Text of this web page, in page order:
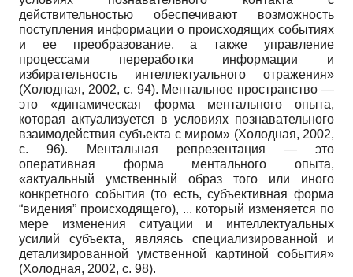
действительностью обеспечивают возможность
поступления информации о происходящих событиях
и ее преобразование, а также управление
процессами переработки информации и
избирательность интеллектуального отражения»
(Холодная, 2002, с. 94). Ментальное пространство —
это «динамическая форма ментального опыта,
которая актуализуется в условиях познавательного
взаимодействия субъекта с миром» (Холодная, 2002,
c. 96). Ментальная репрезентация — это
оперативная форма ментального опыта,
«актуальный умственный образ того или иного
конкретного события (то есть, субъективная форма
“видения” происходящего), ... который изменяется по
мере изменения ситуации и интеллектуальных
усилий субъекта, являясь специализированной и
детализированной умственной картиной события»
(Холодная, 2002, с. 98).